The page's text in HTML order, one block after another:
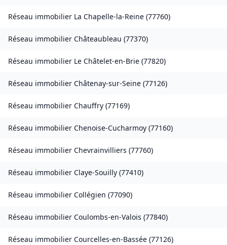
Réseau immobilier La Chapelle-la-Reine (77760)
Réseau immobilier Châteaubleau (77370)
Réseau immobilier Le Châtelet-en-Brie (77820)
Réseau immobilier Châtenay-sur-Seine (77126)
Réseau immobilier Chauffry (77169)
Réseau immobilier Chenoise-Cucharmoy (77160)
Réseau immobilier Chevrainvilliers (77760)
Réseau immobilier Claye-Souilly (77410)
Réseau immobilier Collégien (77090)
Réseau immobilier Coulombs-en-Valois (77840)
Réseau immobilier Courcelles-en-Bassée (77126)